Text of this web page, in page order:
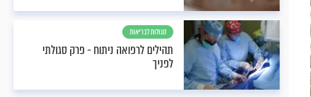
סגולות לבריאות
תהילים לרפואה ניתוח - פרק סגולתי
לפניך